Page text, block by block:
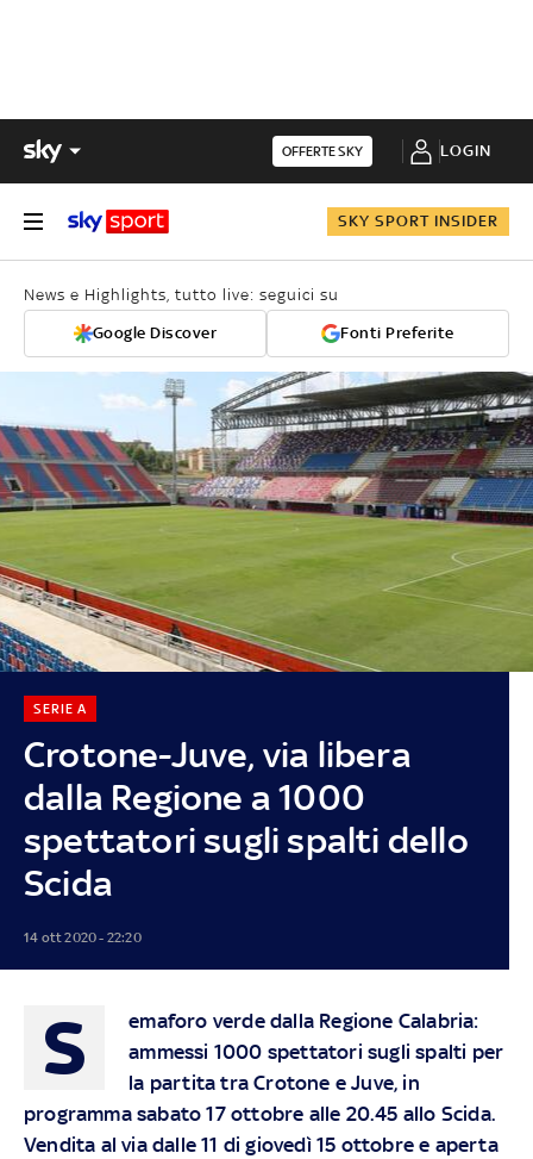
OFFERTE SKY LOGIN
SKY SPORT INSIDER
News e Highlights, tutto live: seguici su
Google Discover Fonti Preferite
Crotone-Juve, via libera
dalla Regione a 1000
spettatori sugli spalti dello
Scida
SERIE A
14 ott 2020 - 22:20
S
emaforo verde dalla Regione Calabria:
ammessi 1000 spettatori sugli spalti per
la partita tra Crotone e Juve, in
programma sabato 17 ottobre alle 20.45 allo Scida.
Vendita al via dalle 11 di giovedì 15 ottobre e aperta